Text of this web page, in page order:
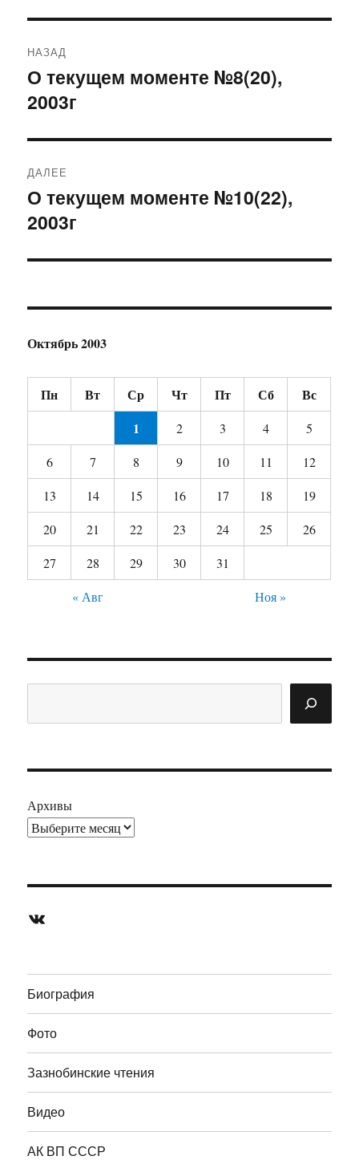
по
записям
НАЗАД
Предыдущая
запись:
О текущем моменте №8(20),
2003г
ДАЛЕЕ
Следующая
запись:
О текущем моменте №10(22),
2003г
Октябрь 2003
Пн Вт Ср Чт Пт Сб
Вс
1
2 3 4
5
6
7 8 9 10 11
12
13
14 15 16 17 18
19
20
21 22 23 24 25
26
27
28 29 30
31
« Авг
Ноя »
Архивы
ВКонтакте
Биография
Фото
Зазнобинские чтения
Видео
АК ВП СССР